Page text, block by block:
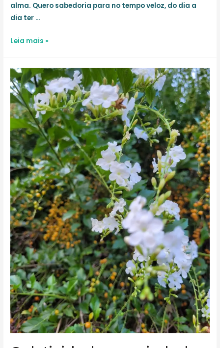
alma. Quero sabedoria para no tempo veloz, do dia a
dia ter …
Uma
no
olhar
Leia mais »